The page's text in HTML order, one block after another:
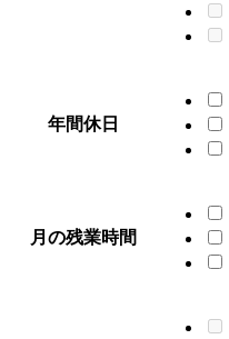
年間休日
月の残業時間